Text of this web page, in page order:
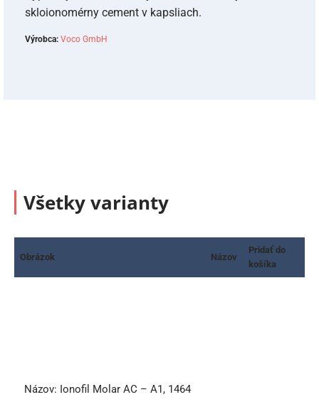
skloionomérny cement v kapsliach.
Výrobca: Voco GmbH
Všetky varianty
Obrázok Názov
Pridať do
košíka
Názov: Ionofil Molar AC – A1, 1464